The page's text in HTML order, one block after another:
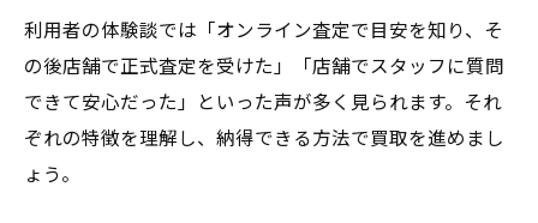
利用者の体験談では「オンライン査定で目安を知り、そ
の後店舗で正式査定を受けた」「店舗でスタッフに質問
できて安心だった」といった声が多く見られます。それ
ぞれの特徴を理解し、納得できる方法で買取を進めまし
ょう。